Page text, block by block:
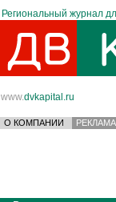
Региональный журнал
www.dvkapital.ru
О КОМПАНИИ РЕКЛАМА